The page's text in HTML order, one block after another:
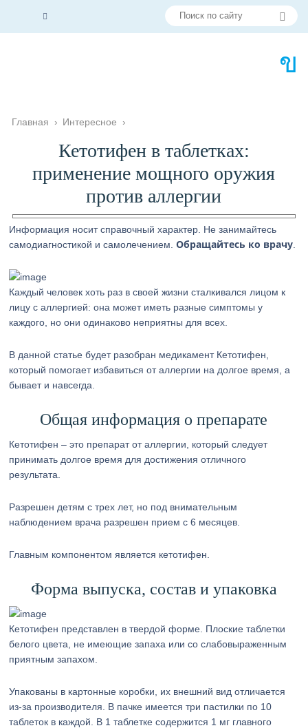
Главная › Интересное ›
Кетотифен в таблетках:
применение мощного оружия
против аллергии
Информация носит справочный характер. Не занимайтесь
самодиагностикой и самолечением.Обращайтесь ко врачу
Каждый человек хоть раз в своей жизни сталкивался лицом к
лицу с аллергией: она может иметь разные симптомы у
каждого, но они одинаково неприятны для всех.
В данной статье будет разобран медикамент Кетотифен,
который помогает избавиться от аллергии на долгое время, а
бывает и навсегда.
Общая информация о препарате
Кетотифен – это препарат от аллергии, который следует
принимать долгое время для достижения отличного
результата.
Разрешен детям с трех лет, но под внимательным
наблюдением врача разрешен прием с 6 месяцев.
Главным компонентом является кетотифен.
Форма выпуска, состав и упаковка
Кетотифен представлен в твердой форме. Плоские таблетки
белого цвета, не имеющие запаха или со слабовыраженным
приятным запахом.
Упакованы в картонные коробки, их внешний вид отличается
из-за производителя. В пачке имеется три пастилки по 10
таблеток в каждой. В 1 таблетке содержится 1 мг главного